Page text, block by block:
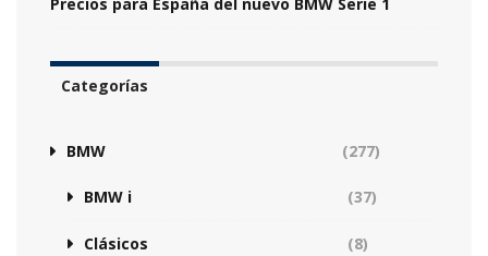
Categorías
BMW (277)
BMW i (37)
Clásicos (8)